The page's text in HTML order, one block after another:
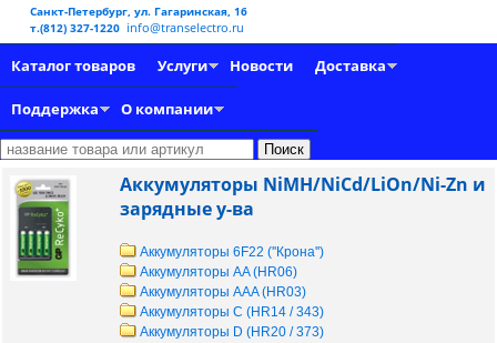
Санкт-Петербург, ул. Гагаринская, 16
т.(812) 327-1220 info@transelectro.ru
Каталог товаров Услуги Новости Доставка
Поддержка О компании
Аккумуляторы NiMH/NiCd/LiOn/Ni-Zn и
зарядные у-ва
Аккумуляторы 6F22 (''Крона'')
Аккумуляторы AA (HR06)
Аккумуляторы AAA (HR03)
Аккумуляторы C (HR14 / 343)
Аккумуляторы D (HR20 / 373)